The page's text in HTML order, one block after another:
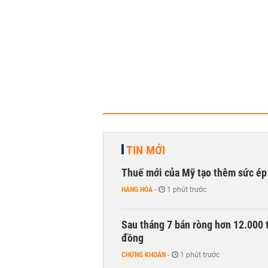
TIN MỚI
Thuế mới của Mỹ tạo thêm sức
HÀNG HÓA - 1 phút trước
Sau tháng 7 bán ròng hơn
đồng
CHỨNG KHOÁN - 1 phút trước